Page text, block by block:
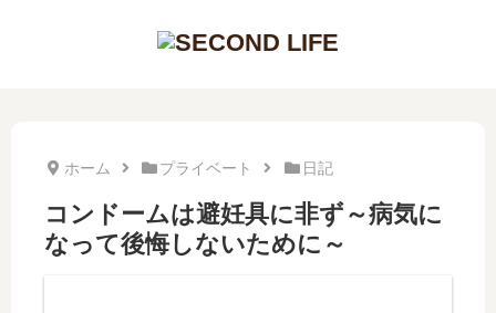
ホーム プライベート 日記
コンドームは避妊具に非ず～病気に
なって後悔しないために～